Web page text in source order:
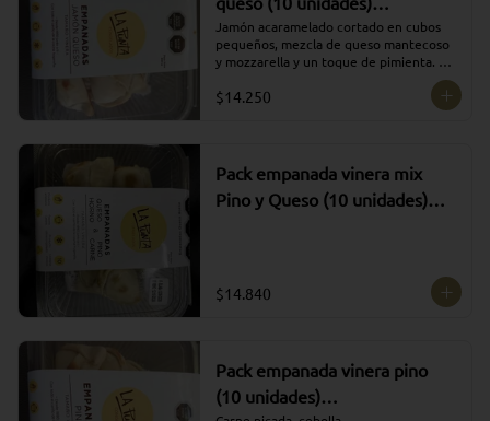
ULTRACONGELADO
Jamón acaramelado cortado en cubos
pequeños, mezcla de queso mantecoso
y mozzarella y un toque de pimienta. Un
relleno suave, cremoso y húmedo que
agrada a grandes y chicos.
$14.250
Pack empanada vinera mix
Pino y Queso (10 unidades)
$14.840
Pack empanada vinera pino
(10 unidades)